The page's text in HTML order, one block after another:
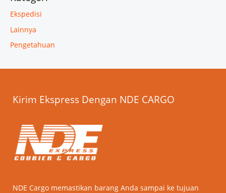
Ekspedisi
Lainnya
Pengetahuan
Kirim Ekspress Dengan NDE CARGO
NDE Cargo memastikan barang Anda sampai ke tujuan